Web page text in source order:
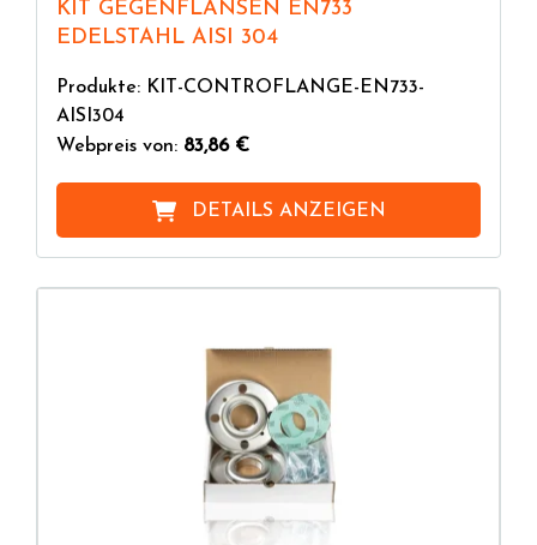
KIT GEGENFLANSEN EN733
EDELSTAHL AISI 304
Produkte: KIT-CONTROFLANGE-EN733-
AISI304
Webpreis von: 83,86 €
DETAILS ANZEIGEN